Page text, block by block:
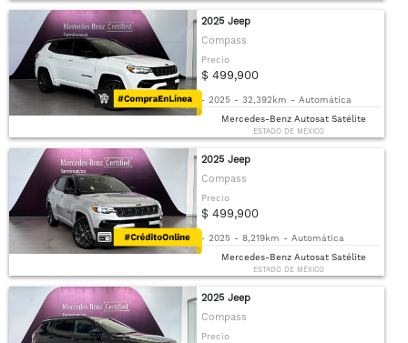
2025 Jeep
Compass
Precio
$ 499,900
- 2025 - 32,392km - Automática
Mercedes-Benz Autosat Satélite
ESTADO DE MÉXICO
2025 Jeep
Compass
Precio
$ 499,900
- 2025 - 8,219km - Automática
Mercedes-Benz Autosat Satélite
ESTADO DE MÉXICO
2025 Jeep
Compass
Precio